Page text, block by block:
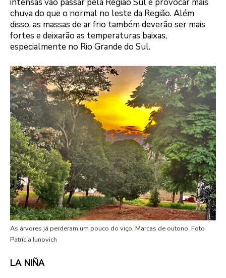
intensas vão passar pela Região Sul e provocar mais
chuva do que o normal no leste da Região. Além
disso, as massas de ar frio também deverão ser mais
fortes e deixarão as temperaturas baixas,
especialmente no Rio Grande do Sul.
As árvores já perderam um pouco do viço. Marcas de outono. Foto
Patrícia Iunovich
LA NIÑA